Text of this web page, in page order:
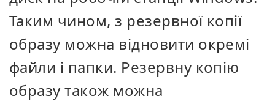
Таким чином, з резервної копії
образу можна відновити окремі
файли і папки. Резервну копію
образу також можна